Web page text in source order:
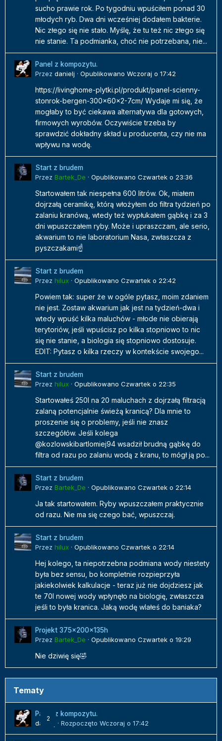
sucho prawie rok. Po tygodniu wpuściłem ponad 30
młodych ryb. Dwa dni wcześniej dodałem bakterie.
Nic złego się nie stało. Myślę, że tu też nic złego się
nie stanie. Ta podmianka, choć nie potrzebana, nie...
Panel z kompozytu.
Przez danielj · Opublikowano Wczoraj o 17:42
https://livinghome-plytki.pl/produkt/panel-scienny-
stonrok-bergen-300x60x2-7cm/ Wydaje mi się, że
mogłaby to być ciekawa alternatywa dla gotowych,
firmowych wyrobów. Oczywiście trzeba by
sprawdzić dokładny skład u producenta, czy nie ma
wpływu na wodę.
Start z brudem
Przez Bartek_De · Opublikowano Czwartek o 23:36
Startowałem tak niespełna 600 litrów. Ok, miałem
dojrzałą ceramikę, którą włożyłem do filtra tydzień po
zalaniu kranówą, wtedy też wypłukałem gąbkę i za 3
dni wpuszczałem ryby. Może i upraszczam, ale serio,
akwarium to nie laboratorium Nasa, zwłaszcza z
pyszczakami☝️
Start z brudem
Przez hilux · Opublikowano Czwartek o 22:42
Powiem tak: super że w ogóle pytasz, moim zdaniem
nie jest. Zostaw akwarium jak jest na tydzień-dwa i
wtedy wpuść kilka maluchów - młode nie obierają
terytoriów, jeśli wpuścisz po kilka stopniowo to nic
się nie stanie, a biologia się stopniowo dostosuje.
EDIT: Pytasz o kilka rzeczy w kontekście swojego...
Start z brudem
Przez hilux · Opublikowano Czwartek o 22:35
Startowałeś 250l na 20 maluchach z dojrzałą filtracją
zalaną potencjalnie świeżą kranicą? Dla mnie to
proszenie się o problemy, jeśli nie znasz
szczegółów. Jeśli kolega
@kozlowskibartlomiej94 wsadził brudną gąbkę do
filtra od razu po zalaniu wodą z kranu, to mógł ją po...
Start z brudem
Przez Bartek_De · Opublikowano Czwartek o 22:14
Ja tak startowałem. Ryby wpuszczałem praktycznie
od razu. Nie ma się czego bać, wpuszczaj.
Start z brudem
Przez hilux · Opublikowano Czwartek o 22:14
Hej kolego, ta niepotrzebna podmiana wody niestety
była bez sensu, bo kompletnie rozpieprzyła
jakiekolwiek kalkulacje - teraz już nie dojdziesz jak
te 70l nowej wody wpłynęło na biologię, zwłaszcza
jeśli to była kranica. Jaką wodę wlałeś do baniaka?
Projekt 375x200x135h
Przez Bartek_De · Opublikowano Czwartek o 19:29
Nie dziwię się🤣
Tematy
2
Panel z kompozytu.
danielj
· Rozpoczęto Wczoraj o 17:42